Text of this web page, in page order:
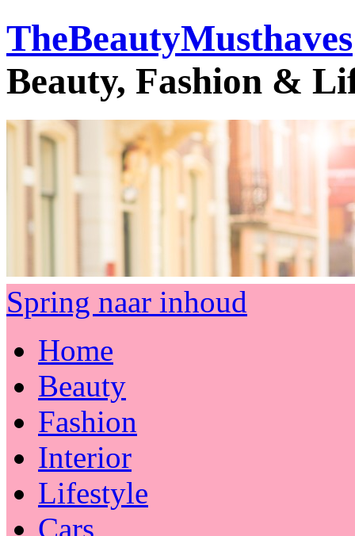
TheBeautyMusthaves
Beauty, Fashion &
Spring naar inhoud
Home
Beauty
Fashion
Interior
Lifestyle
Cars